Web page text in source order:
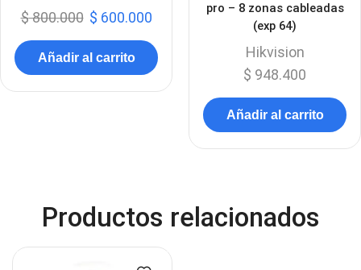
$800.000 $ 600.000
Añadir al carrito
pro – 8 zonas cableadas
(exp 64)
Hikvision
$ 948.400
Añadir al carrito
Productos relacionados